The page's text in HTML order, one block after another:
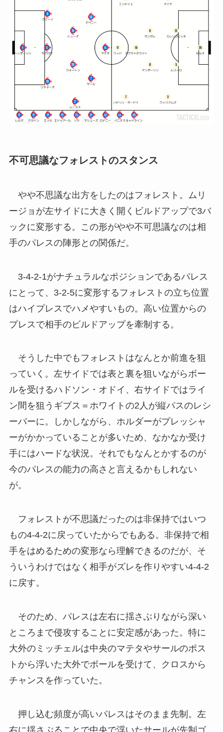
不可思議なフォレストのスタンス
やや不思議な出方をしたのはフォレスト。ムリ
ージョが左サイドに大きく開くビルドアップで3バ
ックに変形する。この形がやや不可思議なのは相
手のパレスの陣形との関係だ。
3-4-2-1がナチュラルなポジションであるパレス
にとって、3-2-5に変形するフォレストの立ち位置
はハイプレスでハメやすいもの。高い位置からの
プレスで相手のビルドアップを牽制する。
そうした中でもフォレストはなんとか前進を狙
っていく。左サイドでは表と裏を狙いながらボー
ルを受けるハドソン・オドイ、右サイドではライ
ン間を狙うギブス＝ホワイトの2人が縦パスのレシ
ーバーに。しかしながら、ホルダーがプレッシャ
ーがかかっていることが多いため、なかなか受け
手にはハードな状況。それでもなんとかするのが
今のパレスの能力の高さと言えるかもしれない
が。
フォレストが不思議だったのは非保持ではいつ
もの4-4-2に戻っていたからでもある。非保持で相
手をはめるための変形なら理解できるのだが、そ
ういうわけではなく相手がズレを作りやすい4-4-2
に戻す。
そのため、パレスは左右に揺さぶりながら深い
ところまで侵攻することに安定感があった。特に
大外のミッチェルは中央のマテタやサールのポス
トから浮いた大外でボールを受けて、クロスから
チャンスを作っていた。
押し込む頻度が高いパレスはそのまま先制。左
右に揺さぶることで中央で浮いたサールが先制ゴ